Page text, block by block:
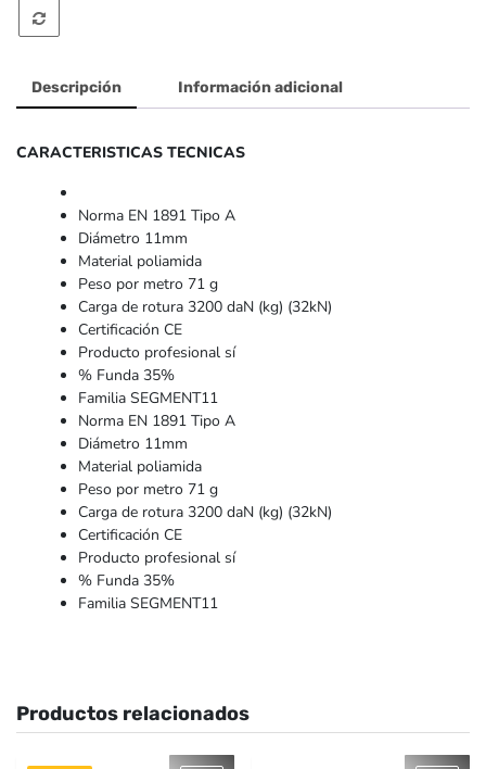
Beal
Descripción Información adicional
CARACTERISTICAS TECNICAS
Norma EN 1891 Tipo A
Diámetro 11mm
Material poliamida
Peso por metro 71 g
Carga de rotura 3200 daN (kg) (32kN)
Certificación CE
Producto profesional sí
% Funda 35%
Familia SEGMENT11
Norma EN 1891 Tipo A
Diámetro 11mm
Material poliamida
Peso por metro 71 g
Carga de rotura 3200 daN (kg) (32kN)
Certificación CE
Producto profesional sí
% Funda 35%
Familia SEGMENT11
Productos relacionados